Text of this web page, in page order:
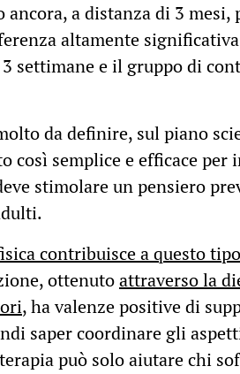
ancora, a distanza di 3
altamente
settimane e il gruppo di
da definire, sul piano
così semplice e efficace
stimolare un pensiero
contribuisce a questo
ottenutoattraverso la
, ha valenze positive di
saper coordinare gli
può solo aiutare chi